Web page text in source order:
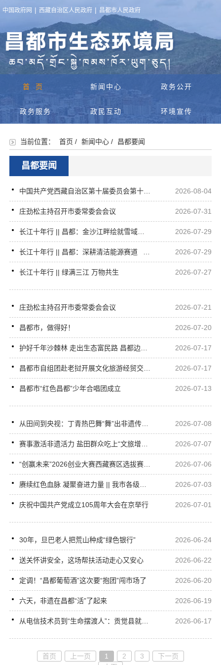
中国政府网 | 西藏自治区人民政府 | 昌都市人民政府
首页 新闻中心 政务公开
政务服务 政民互动 环境宣传
当前位置： 首页 / 新闻中心/ 昌都要闻
昌都要闻
中国共产党西藏自治区第十届委员会第十次全体会议公报 2026-08-04
庄劲松主持召开市委常委会会议 2026-07-31
长江十年行 || 昌都：金沙江畔绘就雪域高原新画卷 2026-07-29
长江十年行 || 昌都：深耕清洁能源赛道 以绿色动能助推高质量发展 2026-07-29
长江十年行 || 绿满三江 万物共生 2026-07-27
庄劲松主持召开市委常委会会议 2026-07-21
昌都市，做得好！ 2026-07-20
护好千年沙棘林 走出生态富民路 昌都边坝发布沙棘保护与发展公报 2026-07-17
昌都市自组团赴老挝开展文化旅游经贸交流活动取得圆满成功 2026-07-17
昌都市“红色昌都”少年合唱团成立 2026-07-13
从田间到央视：丁青热巴舞“舞”出非遗传承新路径 2026-07-08
赛事激活非遗活力 盐田群众吃上“文旅增收饭” 2026-07-07
“创赢未来”2026创业大赛西藏赛区选拔赛在昌都圆满落幕 2026-07-06
赓续红色血脉 凝聚奋进力量 || 我市各级各部门开展“七一”系列主题活动 2026-07-03
庆祝中国共产党成立105周年大会在京举行 2026-07-01
30年，旦巴老人把荒山种成“绿色银行” 2026-06-24
送关怀讲安全，这场帮扶活动走心又安心 2026-06-22
定调！“昌都葡萄酒”这次要“抱团”闯市场了 2026-06-20
六天，非遗在昌都“活”了起来 2026-06-19
从电信技术员到“生命摆渡人”：贡觉县就业帮扶助力职业转型 2026-06-17
首页 上一页 1 2 3
下一页